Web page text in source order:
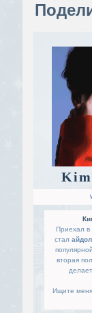
Kim
Приехал в
стал
вторая
Ищите